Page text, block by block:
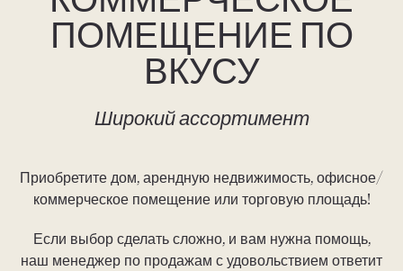
Коммерческие
Окрестности
Интерьер
Контакт
О нас
ПОМЕЩЕНИЕ ПО
ВКУСУ
Широкий ассортимент
Приобретите дом, арендную недвижимость, офисное/
коммерческое помещение или торговую площадь!
Если выбор сделать сложно, и вам нужна помощь,
наш менеджер по продажам с удовольствием ответит